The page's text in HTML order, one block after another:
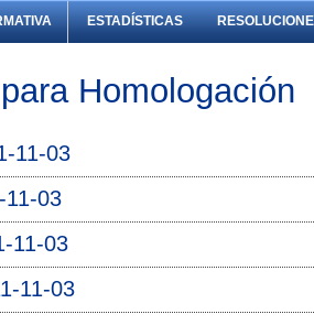
ESTADÍSTICAS
Homologación
11-03
11-03
11-03
11-03